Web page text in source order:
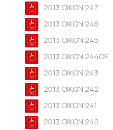
2013 OIKON 247
2013 OIKON 246
2013 OIKON 245
2013 OIKON 244ΟΕ
2013 OIKON 243
2013 OIKON 242
2013 OIKON 241
2013 OIKON 240